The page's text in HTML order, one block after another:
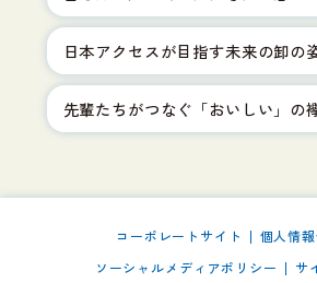
日本アクセスが目指す未来の卸の
先輩たちがつなぐ「おいしい」の
コーポレートサイト
個人情
ソーシャルメディアポリシー
サ